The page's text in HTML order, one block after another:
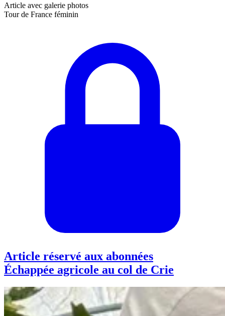
Article avec galerie photos
Tour de France féminin
Article réservé aux abonnées
Échappée agricole au col de Crie